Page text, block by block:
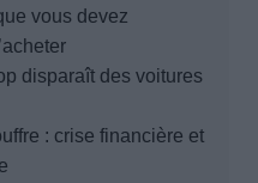
vous devez
disparaît des voitures
: crise financière et